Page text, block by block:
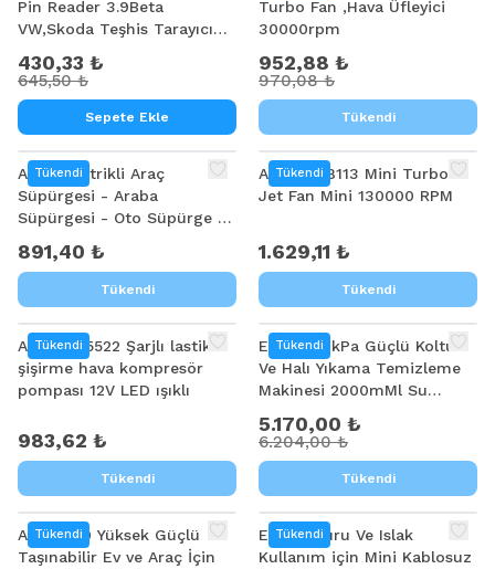
Pin Reader 3.9Beta
VW,Skoda Teşhis Tarayıcı
430,33 ₺
645,50 ₺
Sepete Ekle
Turbo Fan ,Hava Üfleyici
30000rpm
952,88 ₺
970,08 ₺
Tükendi
Tükendi
ALLY Elektrikli Araç
Süpürgesi - Araba
Süpürgesi - Oto Süpürge -
891,40 ₺
Tükendi
Tükendi
ALLY ST-8113 Mini Turbo
Jet Fan Mini 130000 RPM
1.629,11 ₺
Tükendi
Tükendi
ALLY ST-5522 Şarjlı lastik
şişirme hava kompresör
pompası 12V LED ışıklı
983,62 ₺
Tükendi
Tükendi
EZERE 14kPa Güçlü Koltuk
Ve Halı Yıkama Temizleme
Makinesi 2000mMl Su
5.170,00 ₺
6.204,00 ₺
Tükendi
Tükendi
ALLY W20 Yüksek Güçlü
Taşınabilir Ev ve Araç İçin
Tükendi
EZERE Kuru Ve Islak
Kullanım için Mini Kablosuz